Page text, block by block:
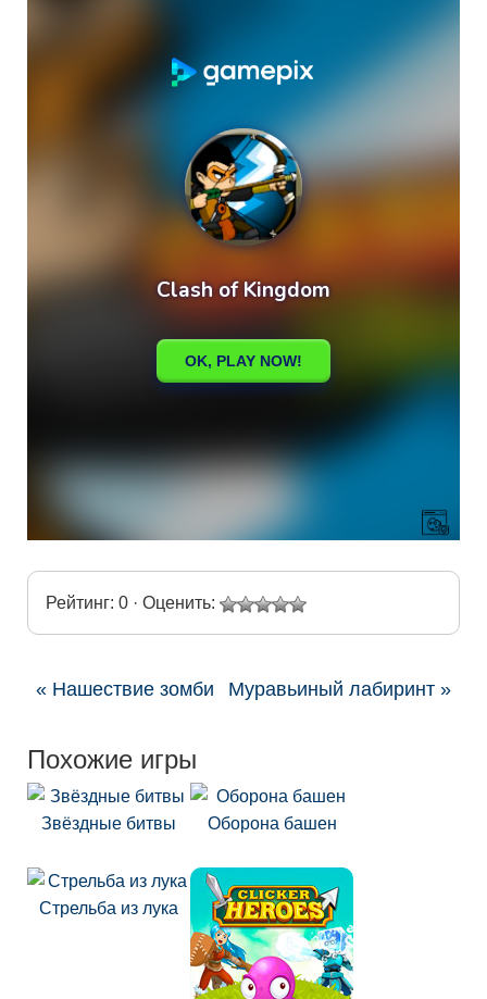
Рейтинг: 0 · Оценить:
« Нашествие зомби Муравьиный лабиринт »
Похожие игры
Звёздные битвы Оборона башен
Стрельба из лука